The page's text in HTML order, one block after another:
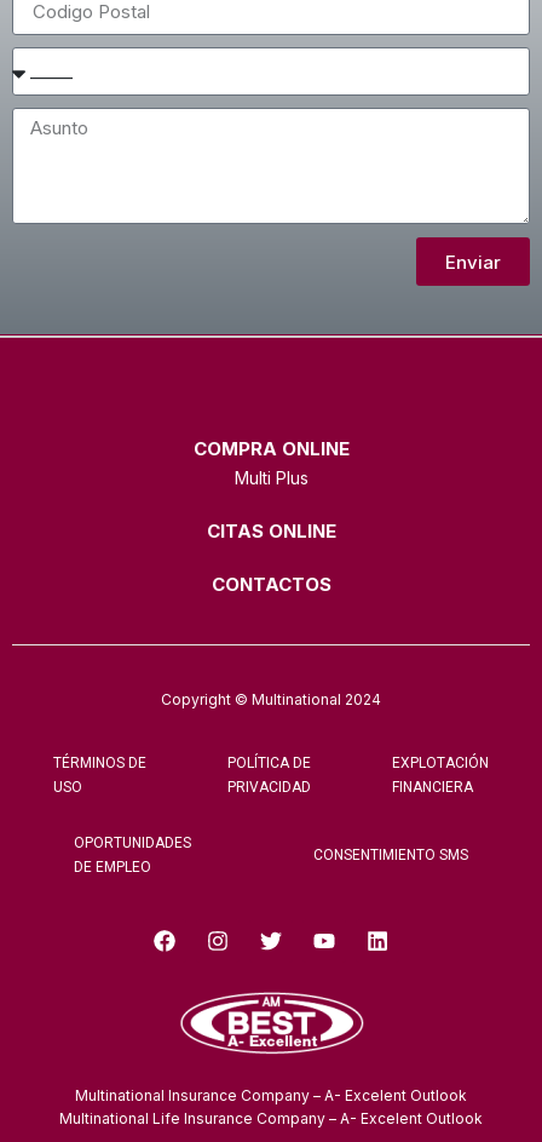
Enviar
COMPRA ONLINE
Multi Plus
CITAS ONLINE
CONTACTOS
Copyright © Multinational 2024
TÉRMINOS DE
USO
POLÍTICA DE
PRIVACIDAD
EXPLOTACIÓN
FINANCIERA
OPORTUNIDADES
DE EMPLEO
CONSENTIMIENTO SMS
Multinational Insurance Company – A- Excelent Outlook
Multinational Life Insurance Company – A- Excelent Outlook